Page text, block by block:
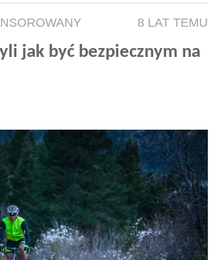
8 LAT TEMU
jak być bezpiecznym na